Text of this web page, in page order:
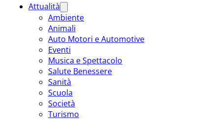
Attualità
Ambiente
Animali
Auto Motori e Automotive
Eventi
Musica e Spettacolo
Salute Benessere
Sanità
Scuola
Società
Turismo